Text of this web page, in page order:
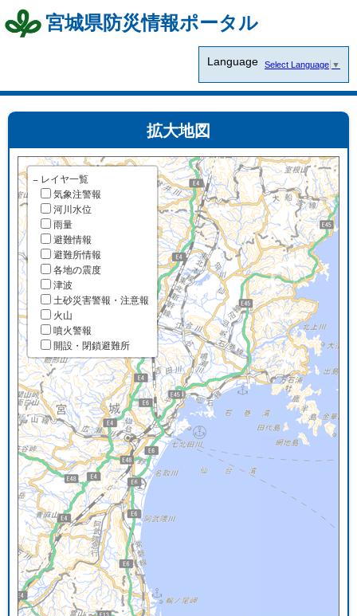
宮城県防災情報ポータル
Language Select Language ▼
拡大地図
− レイヤ一覧
気象注警報
河川水位
雨量
避難情報
避難所情報
各地の震度
津波
土砂災害警報・注意報
火山
噴火警報
開設・閉鎖避難所